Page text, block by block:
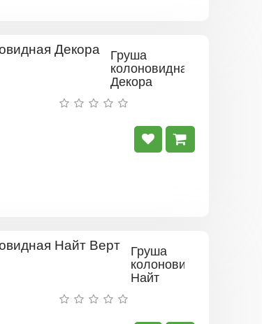
Груша
колоновидная
Декора
Груша
колоновидная
Найт